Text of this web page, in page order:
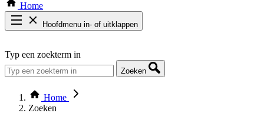
Home
Hoofdmenu in- of uitklappen
Thema COVID-19
Bekijk per bestuursorgaan
Typ een zoekterm in
Zoeken
Home
Zoeken